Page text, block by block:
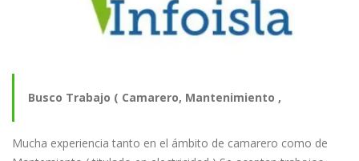
Busco Trabajo ( Camarero, Mantenimiento ,
Repartidor…
Mucha experiencia tanto en el ámbito de camarero como de